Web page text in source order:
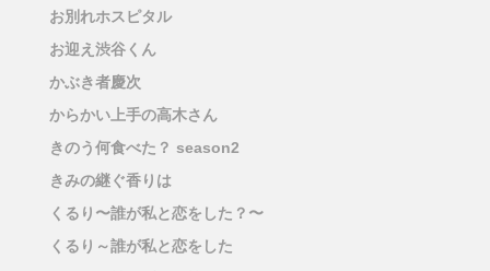
お別れホスピタル
お迎え渋谷くん
かぶき者慶次
からかい上手の高木さん
きのう何食べた？ season2
きみの継ぐ香りは
くるり〜誰が私と恋をした？〜
くるり～誰が私と恋をした